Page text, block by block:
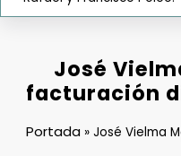
José
facturación
Portada» José Vielma